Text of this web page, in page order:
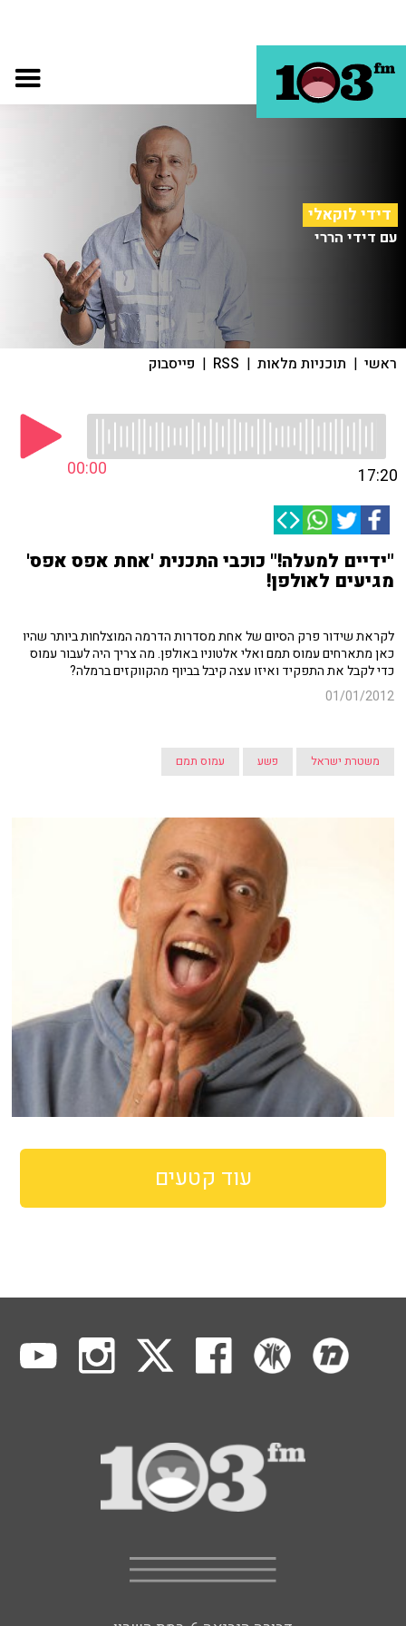
דידי לוקאלי
עם דידי הררי
ראשי | תוכניות מלאות |
RSS
| פייסבוק
00:00 17:20
"ידיים למעלה!" כוכבי התכנית 'אחת אפס אפס'
מגיעים לאולפן!
לקראת שידור פרק הסיום של אחת מסדרות הדרמה המוצלחות ביותר שהיו
כאן מתארחים עמוס תמם ואלי אלטוניו באולפן. מה צריך היה לעבור עמוס
כדי לקבל את התפקיד ואיזו עצה קיבל בביוף מהקווקזים ברמלה?
01/01/2012
משטרת ישראל פשע עמוס תמם
עוד קטעים